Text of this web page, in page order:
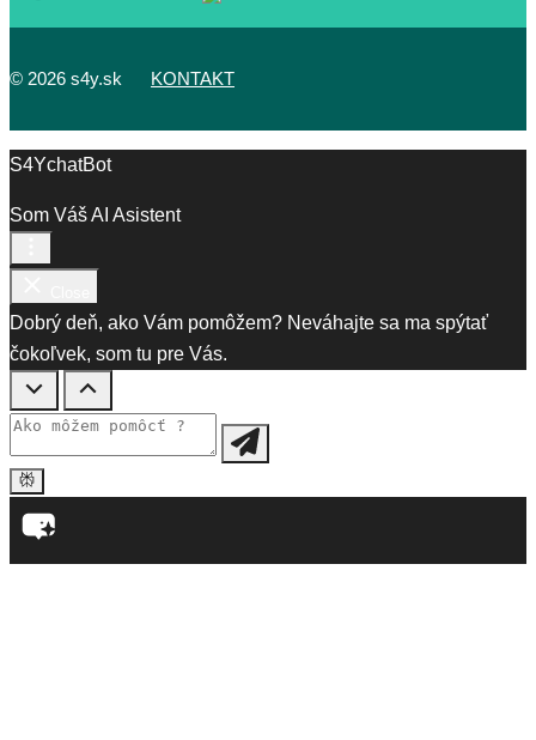
© 2026 s4y.sk KONTAKT
S4YchatBot
Som Váš AI Asistent
Dobrý deň, ako Vám pomôžem? Neváhajte sa ma spýtať
čokoľvek, som tu pre Vás.